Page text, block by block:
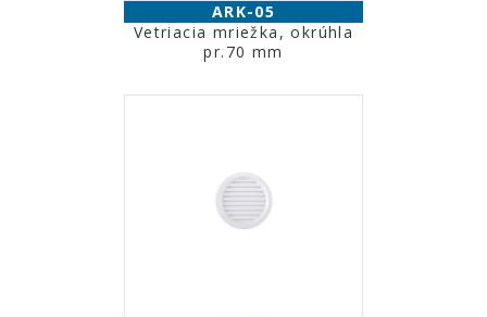
ARK-05
Vetriacia mriežka, okrúhla
pr.70 mm